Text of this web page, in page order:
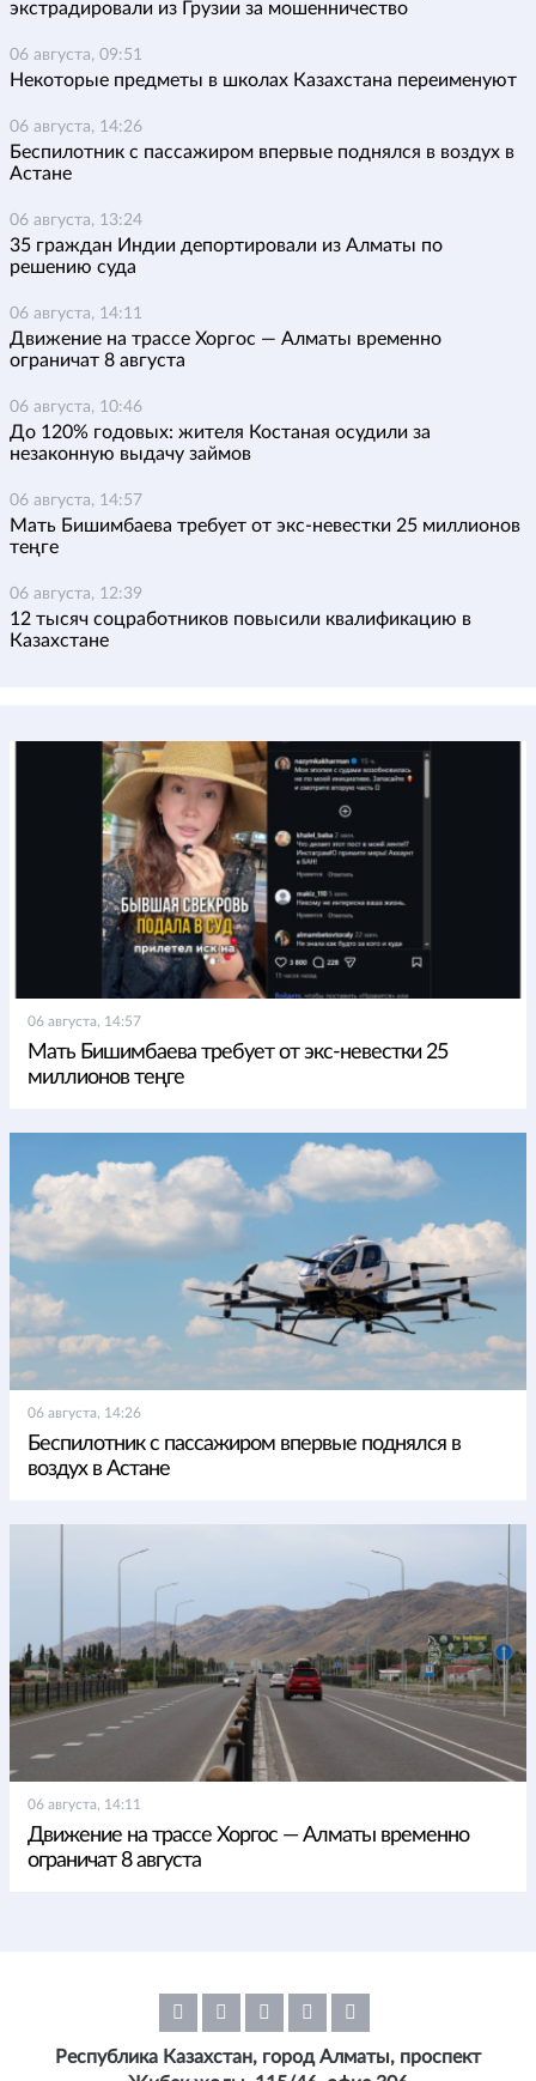
экстрадировали из Грузии за мошенничество
06 августа, 09:51
Некоторые предметы в школах Казахстана переименуют
06 августа, 14:26
Беспилотник с пассажиром впервые поднялся в воздух в
Астане
06 августа, 13:24
35 граждан Индии депортировали из Алматы по
решению суда
06 августа, 14:11
Движение на трассе Хоргос — Алматы временно
ограничат 8 августа
06 августа, 10:46
До 120% годовых: жителя Костаная осудили за
незаконную выдачу займов
06 августа, 14:57
Мать Бишимбаева требует от экс-невестки 25 миллионов
теңге
06 августа, 12:39
12 тысяч соцработников повысили квалификацию в
Казахстане
06 августа, 14:57
Мать Бишимбаева требует от экс-невестки 25
миллионов теңге
06 августа, 14:26
Беспилотник с пассажиром впервые поднялся в
воздух в Астане
06 августа, 14:11
Движение на трассе Хоргос — Алматы временно
ограничат 8 августа
Республика Казахстан, город Алматы, проспект